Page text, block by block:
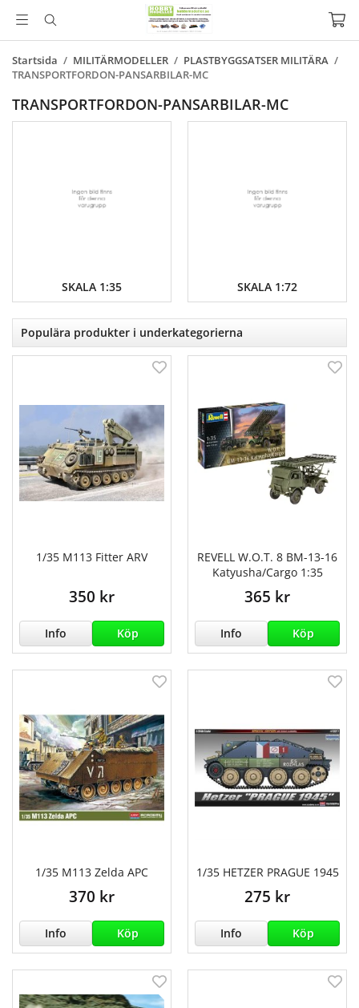
Startsida / MILITÄRMODELLER / PLASTBYGGSATSER MILITÄRA /
TRANSPORTFORDON-PANSARBILAR-MC
TRANSPORTFORDON-PANSARBILAR-MC
SKALA 1:35 SKALA 1:72
Populära produkter i underkategorierna
1/35 M113 Fitter ARV
350 kr
Info Köp
REVELL W.O.T. 8 BM-13-16
Katyusha/Cargo 1:35
365 kr
Info Köp
1/35 M113 Zelda APC
370 kr
Info Köp
1/35 HETZER PRAGUE 1945
275 kr
Info Köp